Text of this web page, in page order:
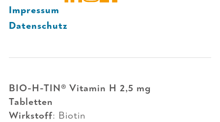
Impressum
Datenschutz
BIO-H-TIN® Vitamin H 2,5 mg
Tabletten
Wirkstoff: Biotin